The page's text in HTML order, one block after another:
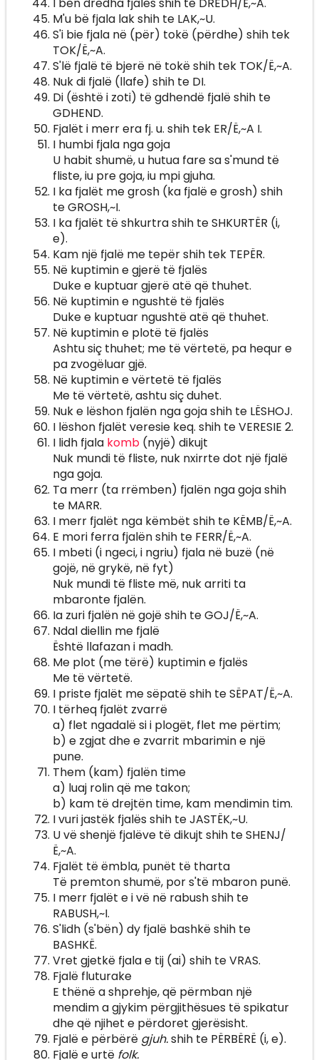
M'u bë fjala lak shih te LAK,~U.
S'i bie fjala në (për) tokë (përdhe) shih tek
TOK/Ë,~A.
S'lë fjalë të bjerë në tokë shih tek TOK/Ë,~A.
Nuk di fjalë (llafe) shih te DI.
Di (është i zoti) të gdhendë fjalë shih te
GDHEND.
Fjalët i merr era fj. u. shih tek ER/Ë,~A I.
I humbi fjala nga goja
U habit shumë, u hutua fare sa s'mund të
fliste, iu pre goja, iu mpi gjuha.
I ka fjalët me grosh (ka fjalë e grosh) shih
te GROSH,~I.
I ka fjalët të shkurtra shih te SHKURTËR (i,
e).
Kam një fjalë me tepër shih tek TEPËR.
Në kuptimin e gjerë të fjalës
Duke e kuptuar gjerë atë që thuhet.
Në kuptimin e ngushtë të fjalës
Duke e kuptuar ngushtë atë që thuhet.
Në kuptimin e plotë të fjalës
Ashtu siç thuhet; me të vërtetë, pa hequr e
pa zvogëluar gjë.
Në kuptimin e vërtetë të fjalës
Me të vërtetë, ashtu siç duhet.
Nuk e lëshon fjalën nga goja shih te LËSHOJ.
I lëshon fjalët veresie keq. shih te VERESIE 2.
I lidh fjala komb(nyjë) dikujt
Nuk mundi të fliste, nuk nxirrte dot një fjalë
nga goja.
Ta merr (ta rrëmben) fjalën nga goja shih
te MARR.
I merr fjalët nga këmbët shih te KËMB/Ë,~A.
E mori ferra fjalën shih te FERR/Ë,~A.
I mbeti (i ngeci, i ngriu) fjala në buzë (në
gojë, në grykë, në fyt)
Nuk mundi të fliste më, nuk arriti ta
mbaronte fjalën.
Ia zuri fjalën në gojë shih te GOJ/Ë,~A.
Ndal diellin me fjalë
Është llafazan i madh.
Me plot (me tërë) kuptimin e fjalës
Me të vërtetë.
I priste fjalët me sëpatë shih te SËPAT/Ë,~A.
I tërheq fjalët zvarrë
a) flet ngadalë si i plogët, flet me përtim;
b) e zgjat dhe e zvarrit mbarimin e një
pune.
Them (kam) fjalën time
a) luaj rolin që me takon;
b) kam të drejtën time, kam mendimin tim.
I vuri jastëk fjalës shih te JASTËK,~U.
U vë shenjë fjalëve të dikujt shih te SHENJ/
Ë,~A.
Fjalët të ëmbla, punët të tharta
Të premton shumë, por s'të mbaron punë.
I merr fjalët e i vë në rabush shih te
RABUSH,~I.
S'lidh (s'bën) dy fjalë bashkë shih te
BASHKË.
Vret gjetkë fjala e tij (ai) shih te VRAS.
Fjalë fluturake
E thënë a shprehje, që përmban një
mendim a gjykim përgjithësues të spikatur
dhe që njihet e përdoret gjerësisht.
Fjalë e përbërë gjuh.shih te PËRBËRË (i, e).
Fjalë e urtë folk.